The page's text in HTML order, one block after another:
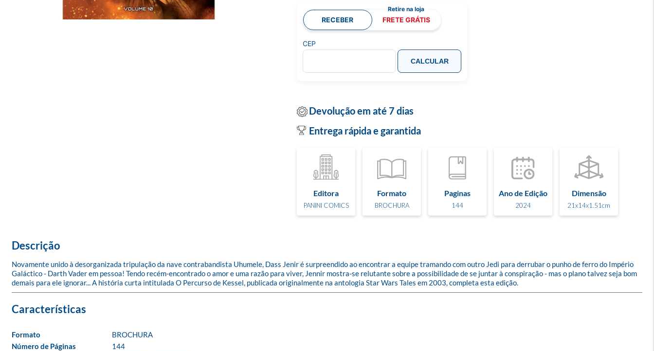
RECEBER FRETE GRÁTIS
CEP
CALCULAR
Devolução em até 7 dias
Entrega rápida e garantida
Editora
PANINI COMICS
Formato
BROCHURA
Paginas
144
Ano de Edição
2024
Dimensão
21x14x1.51cm
Descrição
Novamente unido à desorganizada tripulação da nave contrabandista Uhumele, Dass Jenir é surpreendido ao encontrar a equipe tramando com outro Jedi para derrubar o punho de ferro do Império
Galáctico - Darth Vader em pessoa! Tendo recém-encontrado o amor e uma razão para viver, Jennir mostra-se relutante sobre a possibilidade de se juntar à conspiração - mas o plano talvez seja bom
demais para ele ignorar... A história curta intitulada O Percurso de Kessel, publicada originalmente na antologia Star Wars Tales em 2003, completa esta edição.
Formato
BROCHURA
Número de Páginas
144